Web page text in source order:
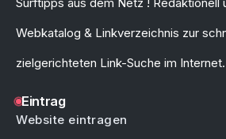
Webkatalog & Linkverzeichnis zur
zielgerichteten Link-Suche im Internet.
Eintrag
Website eintragen